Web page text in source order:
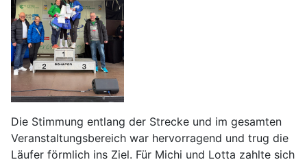
Die Stimmung entlang der Strecke und im gesamten
Veranstaltungsbereich war hervorragend und trug die
Läufer förmlich ins Ziel. Für Michi und Lotta zahlte sich